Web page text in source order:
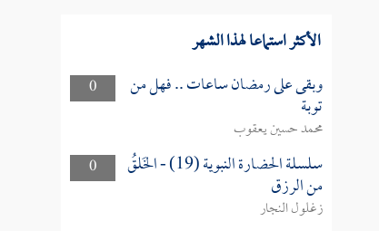
الأكثر استماعا لهذا الشهر
0 وبقى على رمضان ساعات .. فهل من
توبة
محمد حسين يعقوب
0
سلسلة الحضارة النبوية (19) - الخَلقُ
من الرزق
زغلول النجار